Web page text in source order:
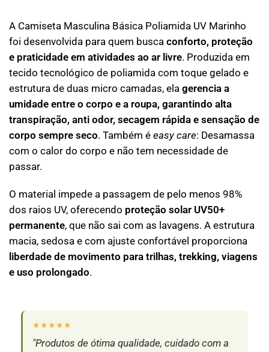
A Camiseta Masculina Básica Poliamida UV Marinho
foi desenvolvida para quem busca conforto, proteção
e praticidade em atividades ao ar livre. Produzida em
tecido tecnológico de poliamida com toque gelado e
estrutura de duas micro camadas, ela gerencia a
umidade entre o corpo e a roupa, garantindo alta
transpiração, anti odor, secagem rápida e sensação de
corpo sempre seco. Também é easy care: Desamassa
com o calor do corpo e não tem necessidade de
passar.
O material impede a passagem de pelo menos 98%
dos raios UV, oferecendo proteção solar UV50+
permanente, que não sai com as lavagens. A estrutura
macia, sedosa e com ajuste confortável proporciona
liberdade de movimento para trilhas, trekking, viagens
e uso prolongado.
★★★★★
"Produtos de ótima qualidade, cuidado com a